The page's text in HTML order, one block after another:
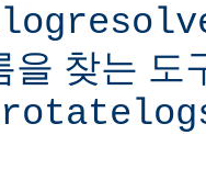
을 찾는 도